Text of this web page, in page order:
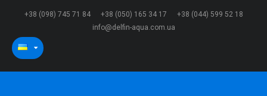
+38 (098) 745 71 84 +38 (050) 165 34 17
+38 (044) 599 52 18
info@delfin-aqua.com.ua